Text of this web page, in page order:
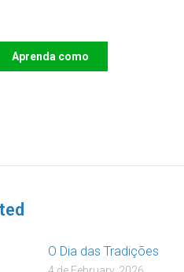
Aprenda como
O Dia das Tradições